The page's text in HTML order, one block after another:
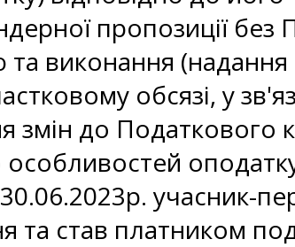
пропозиції
та виконання
обсязі, у
змін до Податкового
учасник-
та став платником